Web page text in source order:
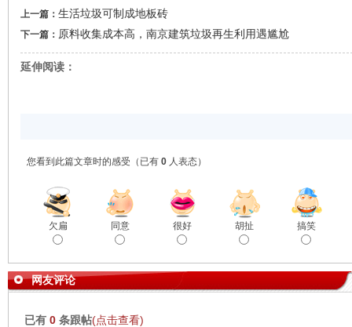
上一篇： 生活垃圾可制成地板砖
下一篇： 原料收集成本高，南京建筑垃圾再生利用遇尴尬
延伸阅读：
您看到此篇文章时的感受 （已有 0 人表态）
欠扁 同意 很好 胡扯 搞笑
网友评论
已有 0 条跟帖(点击查看)